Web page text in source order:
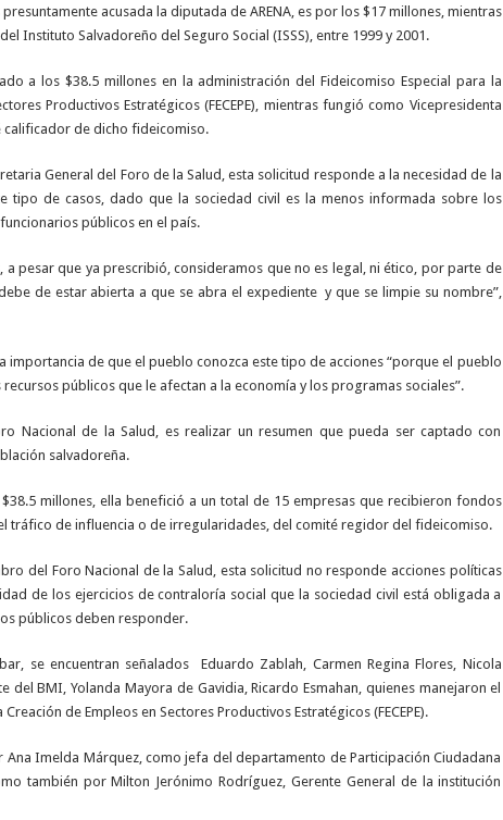
acusada la diputada de ARENA, es por los $17 millones, mientras
Instituto Salvadoreño del Seguro Social (ISSS), entre 1999 y 2001.
a los $38.5 millones en la administración del Fideicomiso Especial para la
Productivos Estratégicos (FECEPE), mientras fungió como Vicepresidenta
calificador de dicho fideicomiso.
General del Foro de la Salud, esta solicitud responde a la necesidad de la
tipo de casos, dado que la sociedad civil es la menos informada sobre los
públicos en el país.
a pesar que ya prescribió, consideramos que no es legal, ni ético, por parte de
de estar abierta a que se abra el expediente y que se limpie su nombre”,
importancia de que el pueblo conozca este tipo de acciones “porque el pueblo
públicos que le afectan a la economía y los programas sociales”.
Nacional de la Salud, es realizar un resumen que pueda ser captado con
salvadoreña.
millones, ella benefició a un total de 15 empresas que recibieron fondos
tráfico de influencia o de irregularidades, del comité regidor del fideicomiso.
del Foro Nacional de la Salud, esta solicitud no responde acciones políticas
de los ejercicios de contraloría social que la sociedad civil está obligada a
públicos deben responder.
se encuentran señalados Eduardo Zablah, Carmen Regina Flores, Nicola
del BMI, Yolanda Mayora de Gavidia, Ricardo Esmahan, quienes manejaron el
de Empleos en Sectores Productivos Estratégicos (FECEPE).
Imelda Márquez, como jefa del departamento de Participación Ciudadana
también por Milton Jerónimo Rodríguez, Gerente General de la institución